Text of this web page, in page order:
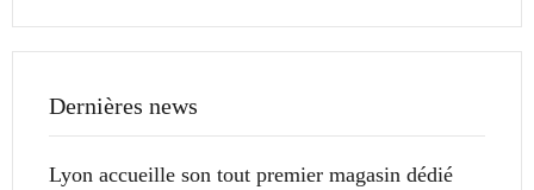
Dernières news
Lyon accueille son tout premier magasin dédié